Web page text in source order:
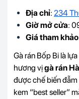
Địa chỉ: 234
Giờ mở cửa:
Giá tham khảo
Gà rán Bốp Bi là
hương vịgà rán
được chế biến
kem “best seller”